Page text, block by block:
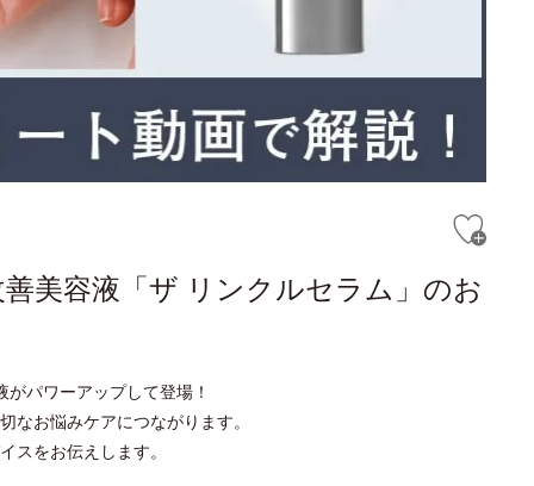
美容液「ザ リンクルセラム」のお
パワーアップして登場！
なお悩みケアにつながります。
スをお伝えします。